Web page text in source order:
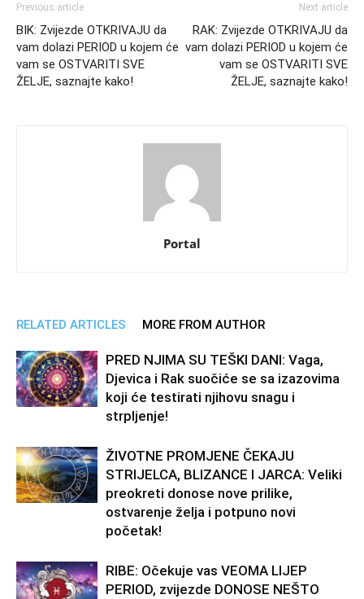
Previous article
BIK: Zvijezde OTKRIVAJU da
vam dolazi PERIOD u kojem će
vam se OSTVARITI SVE
ŽELJE, saznajte kako!
Next article
RAK: Zvijezde OTKRIVAJU da
vam dolazi PERIOD u kojem će
vam se OSTVARITI SVE
ŽELJE, saznajte kako!
Portal
RELATED ARTICLES MORE FROM AUTHOR
PRED NJIMA SU TEŠKI DANI: Vaga,
Djevica i Rak suočiće se sa izazovima
koji će testirati njihovu snagu i
strpljenje!
ŽIVOTNE PROMJENE ČEKAJU
STRIJELCA, BLIZANCE I JARCA: Veliki
preokreti donose nove prilike,
ostvarenje želja i potpuno novi
početak!
RIBE: Očekuje vas VEOMA LIJEP
PERIOD, zvijezde DONOSE NEŠTO